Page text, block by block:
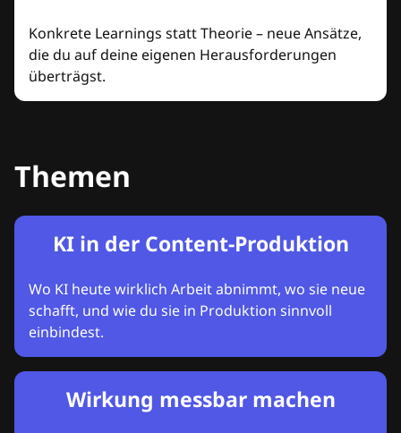
Konkrete Learnings statt Theorie – neue Ansätze,
die du auf deine eigenen Herausforderungen
überträgst.
Themen
KI in der Content-Produktion
Wo KI heute wirklich Arbeit abnimmt, wo sie neue
schafft, und wie du sie in Produktion sinnvoll
einbindest.
Wirkung messbar machen